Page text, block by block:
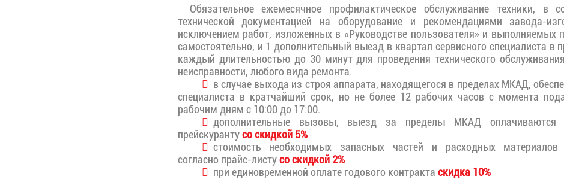
Обязательное ежемесячное профилактическое обслуживание техники, в
технической документацией на оборудование и рекомендациями завода-
исключением работ, изложенных в «Руководстве пользователя» и выполняемых
самостоятельно, и 1 дополнительный выезд в квартал сервисного специалиста в
каждый длительностью до 30 минут для проведения технического
неисправности, любого вида ремонта.
в случае выхода из строя аппарата, находящегося в пределах МКАД,
специалиста в кратчайший срок, но не более 12 рабочих часов с момента
рабочим дням с 10:00 до 17:00.
дополнительные вызовы, выезд за пределы МКАД оплачиваются
прейскурантусо скидкой 5%
стоимость необходимых запасных частей и расходных материалов
согласно прайс-листусо скидкой 2%
при единовременной оплате годового контракта скидка 10%